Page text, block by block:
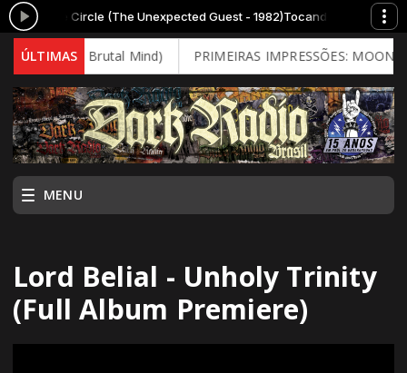
the Circle (The Unexpected Guest - 1982)Tocando agora: DEMON -
ÚLTIMAS
- Brutal Mind) PRIMEIRAS IMPRESSÕES: MOONSPELL -
MENU
Lord Belial - Unholy Trinity
(Full Album Premiere)